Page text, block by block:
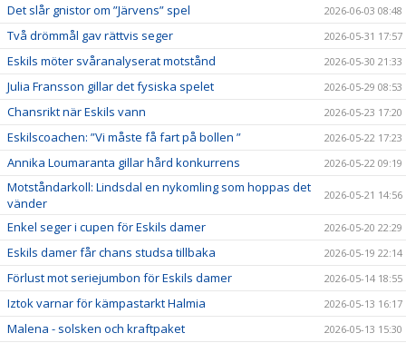
Det slår gnistor om ”Järvens” spel 2026-06-03 08:48
Två drömmål gav rättvis seger 2026-05-31 17:57
Eskils möter svåranalyserat motstånd 2026-05-30 21:33
Julia Fransson gillar det fysiska spelet 2026-05-29 08:53
Chansrikt när Eskils vann 2026-05-23 17:20
Eskilscoachen: ”Vi måste få fart på bollen ” 2026-05-22 17:23
Annika Loumaranta gillar hård konkurrens 2026-05-22 09:19
Motståndarkoll: Lindsdal en nykomling som hoppas det
vänder
2026-05-21 14:56
Enkel seger i cupen för Eskils damer 2026-05-20 22:29
Eskils damer får chans studsa tillbaka 2026-05-19 22:14
Förlust mot seriejumbon för Eskils damer 2026-05-14 18:55
Iztok varnar för kämpastarkt Halmia 2026-05-13 16:17
Malena - solsken och kraftpaket 2026-05-13 15:30